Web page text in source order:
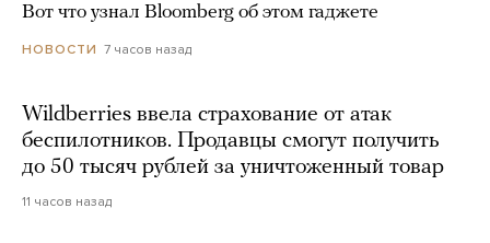
Вот что узнал Bloomberg об этом гаджете
НОВОСТИ 7 часов назад
Wildberries ввела страхование от атак
беспилотников. Продавцы смогут получить
до 50 тысяч рублей за уничтоженный товар
11 часов назад